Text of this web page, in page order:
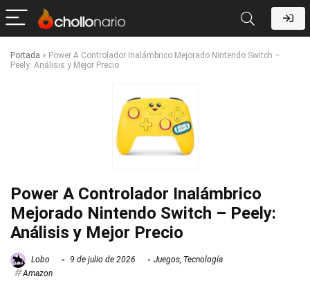
Portada » Power A Controlador Inalámbrico Mejorado Nintendo Switch –
Peely: Análisis y Mejor Precio
Power A Controlador Inalámbrico
Mejorado Nintendo Switch – Peely:
Análisis y Mejor Precio
Lobo 9 de julio de 2026 Juegos, Tecnología
Amazon